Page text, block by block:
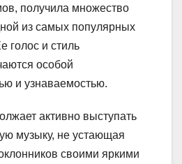
получила множество
из самых популярных
голос и стиль
особой
и узнаваемостью.
активно выступать
музыку, не устающая
своими яркими